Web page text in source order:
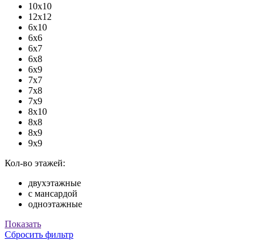
10х10
12х12
6х10
6х6
6х7
6х8
6х9
7х7
7х8
7х9
8х10
8х8
8х9
9х9
Кол-во этажей:
двухэтажные
с мансардой
одноэтажные
Показать
Сбросить фильтр